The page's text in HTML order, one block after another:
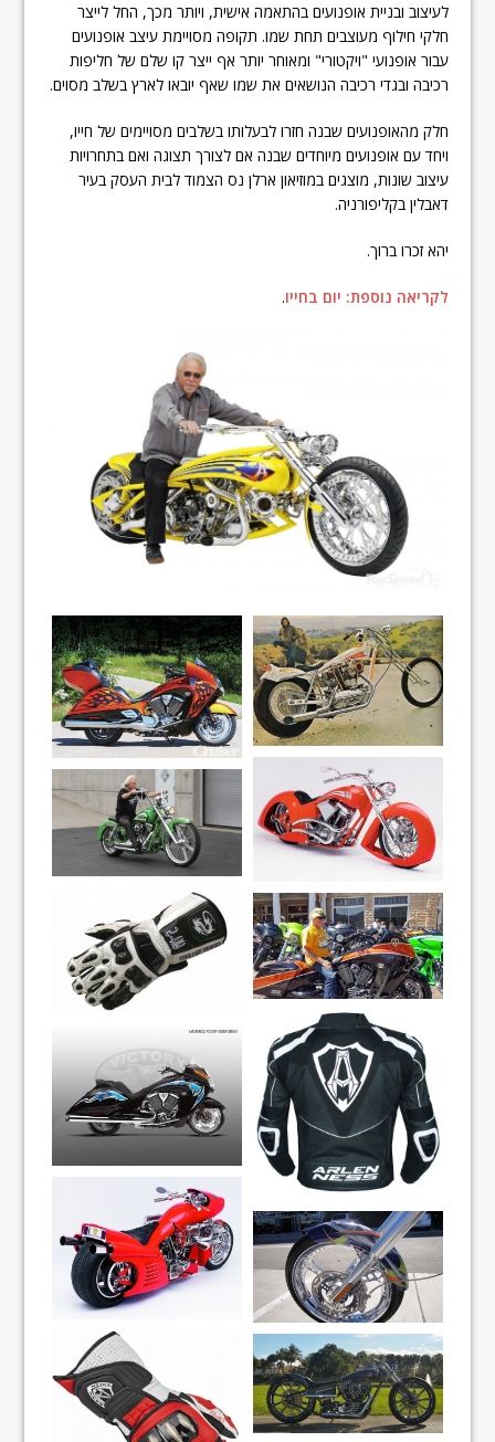
לעיצוב ובניית אופנועים בהתאמה אישית, ויותר מכך, החל לייצר
חלקי חילוף מעוצבים תחת שמו. תקופה מסויימת עיצב אופנועים
עבור אופנועי "ויקטורי" ומאוחר יותר אף ייצר קו שלם של חליפות
רכיבה ובגדי רכיבה הנושאים את שמו שאף יובאו לארץ בשלב מסוים.
חלק מהאופנועים שבנה חזרו לבעלותו בשלבים מסויימים של חייו,
ויחד עם אופנועים מיוחדים שבנה אם לצורך תצוגה ואם בתחרויות
עיצוב שונות, מוצגים במוזיאון ארלן נס הצמוד לבית העסק בעיר
דאבלין בקליפורניה.
יהא זכרו ברוך.
לקריאה נוספת: יום בחייו.